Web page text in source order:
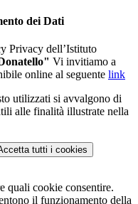
dei Dati
Privacy dell’Istituto
Vi invitiamo a
online al seguente link
utilizzati si avvalgono di
alle finalità illustrate nella
tutti i cookies
quali cookie consentire.
il funzionamento della